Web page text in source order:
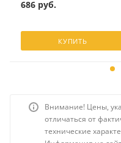
686руб.
КУПИТЬ
Внимание! Цены,
отличаться от
технические